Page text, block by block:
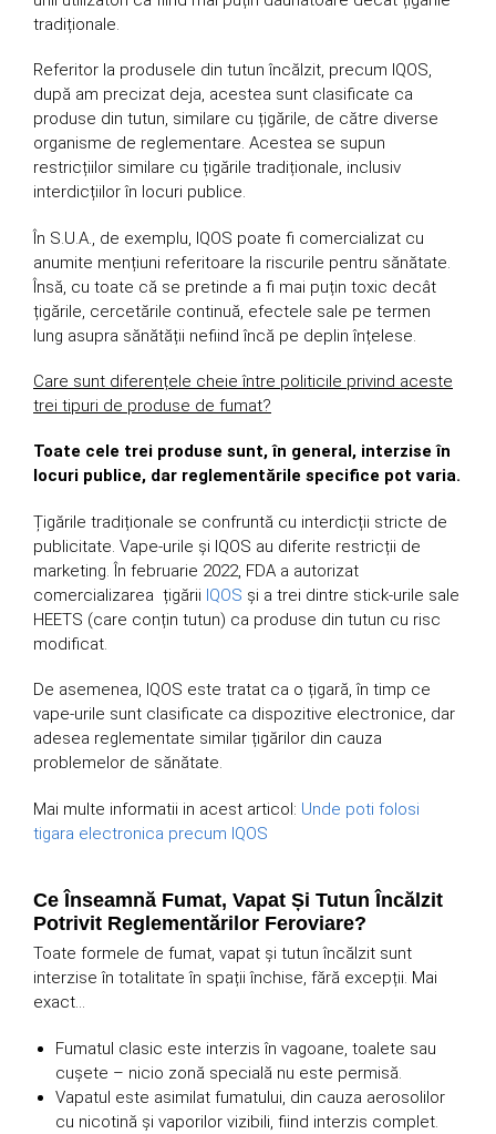
tradiționale.
Referitor la produsele din tutun încălzit, precum IQOS,
după am precizat deja, acestea sunt clasificate ca
produse din tutun, similare cu țigările, de către diverse
organisme de reglementare. Acestea se supun
restricțiilor similare cu țigările tradiționale, inclusiv
interdicțiilor în locuri publice.
În S.U.A., de exemplu, IQOS poate fi comercializat cu
anumite mențiuni referitoare la riscurile pentru sănătate.
Însă, cu toate că se pretinde a fi mai puțin toxic decât
țigările, cercetările continuă, efectele sale pe termen
lung asupra sănătății nefiind încă pe deplin înțelese.
Care sunt diferențele cheie între politicile privind aceste
trei tipuri de produse de fumat?
Toate cele trei produse sunt, în general, interzise în
locuri publice, dar reglementările specifice pot varia.
Țigările tradiționale se confruntă cu interdicții stricte de
publicitate. Vape-urile și IQOS au diferite restricții de
marketing. În februarie 2022, FDA a autorizat
comercializarea țigării IQOS și a trei dintre stick-urile sale
HEETS (care conțin tutun) ca produse din tutun cu risc
modificat.
De asemenea, IQOS este tratat ca o țigară, în timp ce
vape-urile sunt clasificate ca dispozitive electronice, dar
adesea reglementate similar țigărilor din cauza
problemelor de sănătate.
Mai multe informatii in acest articol: Unde poti folosi
tigara electronica precum IQOS
Ce Înseamnă Fumat, Vapat Și Tutun Încălzit
Potrivit Reglementărilor Feroviare?
Toate formele de fumat, vapat și tutun încălzit sunt
interzise în totalitate în spații închise, fără excepții. Mai
exact…
Fumatul clasic este interzis în vagoane, toalete sau
cușete – nicio zonă specială nu este permisă.
Vapatul este asimilat fumatului, din cauza aerosolilor
cu nicotină și vaporilor vizibili, fiind interzis complet.